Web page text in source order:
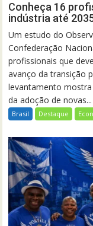
Conheça 16
indústria até
Um estudo do
Confederação
profissionais que
avanço da transição
levantamento
da adoção de novas...
Brasil Destaque